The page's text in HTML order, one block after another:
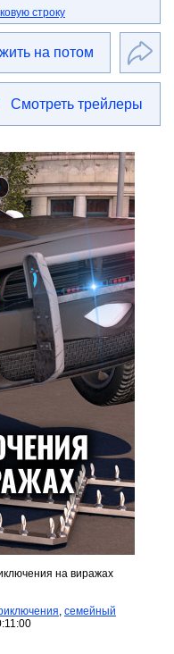
строку
на потом
Смотреть трейлеры
на виражах
, семейный